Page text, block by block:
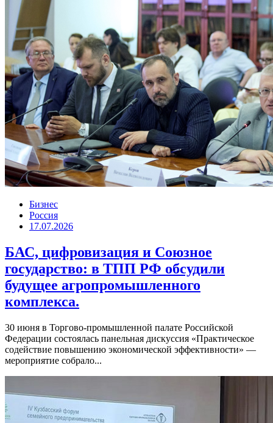
Бизнес
Россия
17.07.2026
БАС, цифровизация и Союзное
государство: в ТПП РФ обсудили
будущее агропромышленного
комплекса.
30 июня в Торгово-промышленной палате Российской
Федерации состоялась панельная дискуссия «Практическое
содействие повышению экономической эффективности» —
мероприятие собрало...